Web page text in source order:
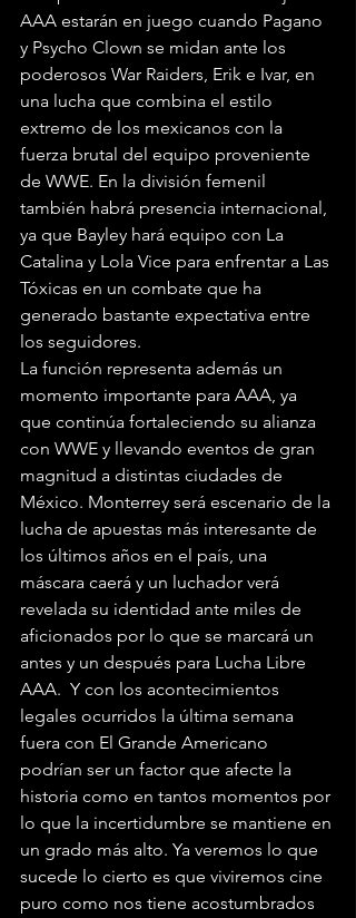
AAA estarán en juego cuando Pagano
y Psycho Clown se midan ante los
poderosos War Raiders, Erik e Ivar, en
una lucha que combina el estilo
extremo de los mexicanos con la
fuerza brutal del equipo proveniente
de WWE. En la división femenil
también habrá presencia internacional,
ya que Bayley hará equipo con La
Catalina y Lola Vice para enfrentar a Las
Tóxicas en un combate que ha
generado bastante expectativa entre
los seguidores.
La función representa además un
momento importante para AAA, ya
que continúa fortaleciendo su alianza
con WWE y llevando eventos de gran
magnitud a distintas ciudades de
México. Monterrey será escenario de la
lucha de apuestas más interesante de
los últimos años en el país, una
máscara caerá y un luchador verá
revelada su identidad ante miles de
aficionados por lo que se marcará un
antes y un después para Lucha Libre
AAA.  Y con los acontecimientos
legales ocurridos la última semana
fuera con El Grande Americano
podrían ser un factor que afecte la
historia como en tantos momentos por
lo que la incertidumbre se mantiene en
un grado más alto. Ya veremos lo que
sucede lo cierto es que viviremos cine
puro como nos tiene acostumbrados